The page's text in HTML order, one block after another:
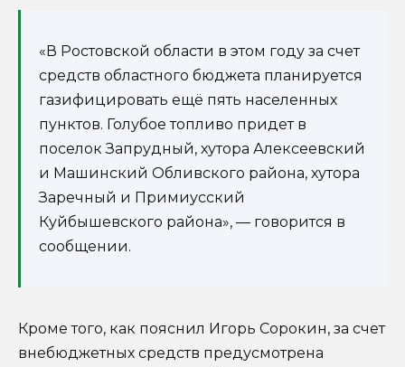
«В Ростовской области в этом году за счет
средств областного бюджета планируется
газифицировать ещё пять населенных
пунктов. Голубое топливо придет в
поселок Запрудный, хутора Алексеевский
и Машинский Обливского района, хутора
Заречный и Примиусский
Куйбышевского района», — говорится в
сообщении.
Кроме того, как пояснил Игорь Сорокин, за счет
внебюджетных средств предусмотрена